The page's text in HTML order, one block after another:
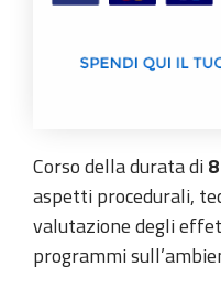
Corso della durata di
aspetti procedurali,
valutazione degli
programmi